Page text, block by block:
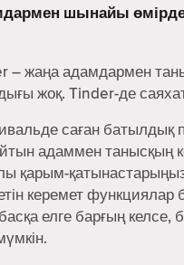
шынайы өмірде
– жаңа адамдармен
жоқ. Tinder-де
саған батылдық
адаммен танысқың
қарым-
керемет
елге барғың